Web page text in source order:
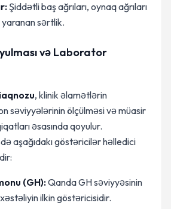
Şiddətli baş ağrıları, oynaq ağrıları
sərtlik.
və Laborator
, klinik əlamətlərin
səviyyələrinin ölçülməsi və müasir
əsasında qoyulur.
aşağıdakı göstəricilər həlledici
(GH):Qanda GH səviyyəsinin
ilkin göstəricisidir.